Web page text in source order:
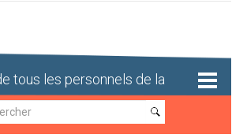
tous les personnels de la
Recherche